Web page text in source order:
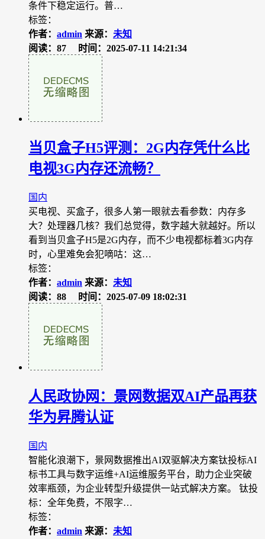
条件下稳定运行。普…
标签：
作者： admin 来源： 未知
阅读：87
时间：2025-07-11 14:21:34
当贝盒子H5评测：2G内存凭什么比
电视3G内存还流畅？
国内
买电视、买盒子，很多人第一眼就去看参数：内存多
大？处理器几核？我们总觉得，数字越大就越好。所以
看到当贝盒子H5是2G内存，而不少电视都标着3G内存
时，心里难免会犯嘀咕：这…
标签：
作者： admin 来源： 未知
阅读：88
时间：2025-07-09 18:02:31
人民政协网：景网数据双AI产品再获
华为昇腾认证
国内
智能化浪潮下，景网数据推出AI双驱解决方案钛投标AI
标书工具与数字运维+AI运维服务平台，助力企业突破
效率瓶颈，为企业转型升级提供一站式解决方案。 钛投
标：全年免费，不限字…
标签：
作者： admin 来源： 未知